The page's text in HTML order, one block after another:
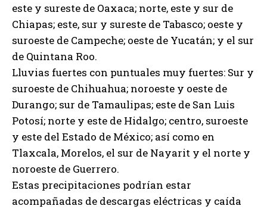
este y sureste de Oaxaca; norte, este y sur de
Chiapas; este, sur y sureste de Tabasco; oeste y
suroeste de Campeche; oeste de Yucatán; y el sur
de Quintana Roo.
Lluvias fuertes con puntuales muy fuertes: Sur y
suroeste de Chihuahua; noroeste y oeste de
Durango; sur de Tamaulipas; este de San Luis
Potosí; norte y este de Hidalgo; centro, suroeste
y este del Estado de México; así como en
Tlaxcala, Morelos, el sur de Nayarit y el norte y
noroeste de Guerrero.
Estas precipitaciones podrían estar
acompañadas de descargas eléctricas y caída